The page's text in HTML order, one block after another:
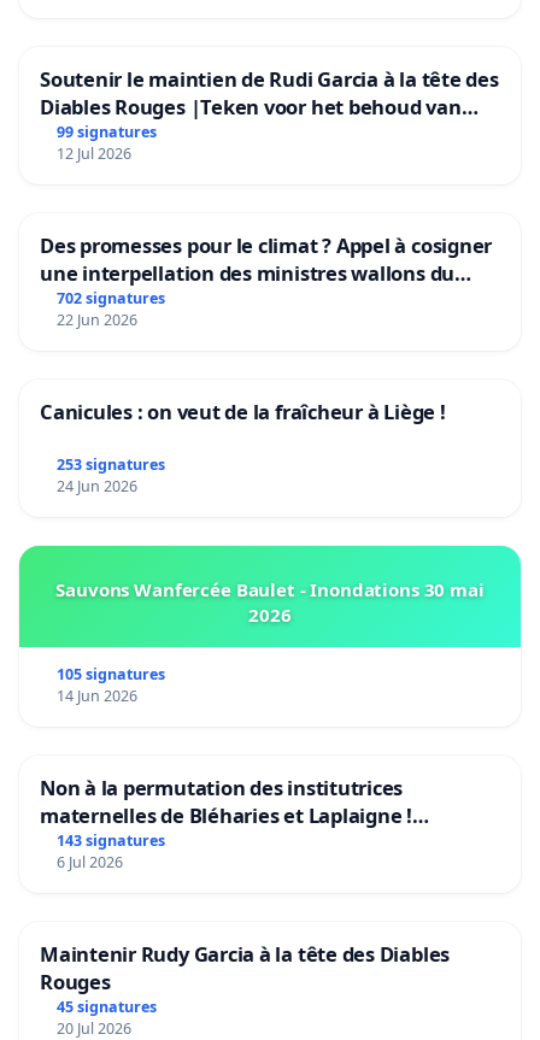
Soutenir le maintien de Rudi Garcia à la tête des
Diables Rouges |Teken voor het behoud van
Rudi Garcia als bondscoach
99 signatures
12 Jul 2026
Des promesses pour le climat ? Appel à cosigner
une interpellation des ministres wallons du
climat et de l’environnement.
702 signatures
22 Jun 2026
Canicules : on veut de la fraîcheur à Liège !
253 signatures
24 Jun 2026
Sauvons Wanfercée Baulet - Inondations 30 mai
2026
105 signatures
14 Jun 2026
Non à la permutation des institutrices
maternelles de Bléharies et Laplaigne !
Préservons la stabilité de nos enfants.
143 signatures
6 Jul 2026
Maintenir Rudy Garcia à la tête des Diables
Rouges
45 signatures
20 Jul 2026